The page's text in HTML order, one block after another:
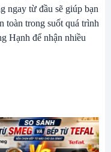
ngay từ đầu sẽ giúp bạn
toàn trong suốt quá trình
Hạnh để nhận nhiều